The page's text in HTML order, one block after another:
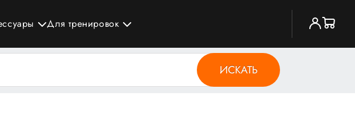
Для тренировок
ИСКАТЬ